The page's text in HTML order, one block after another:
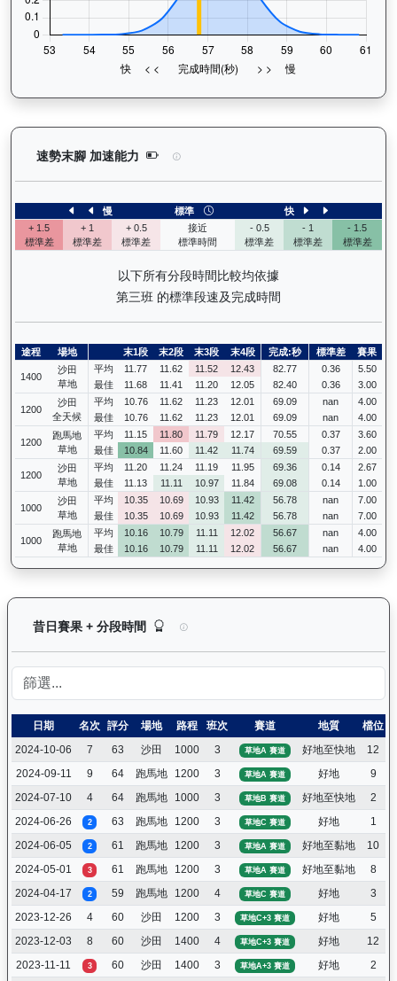
速勢末腳 加速能力 嘉應喝彩（H369）— 速勢末腳加速能
慢 標準
快
+ 1.5
標準差
+ 1
標準差
+ 0.5
標準差
接近
標準時間
- 0.5
標準差
- 1
標準差
- 1.5
標準差
以下所有分段時間比較均依據
第三班 的標準段速及完成時間
途程 場地 末1段 末2段 末3段 末4段 完成:秒 標準差 賽果
1400
沙田
草地
平均 11.77 11.62 11.52 12.43 82.77 0.36
5.50
最佳
11.68 11.41 11.20 12.05 82.40 0.36 3.00
1200
沙田
全天候
平均 10.76 11.62 11.23 12.01 69.09 nan
4.00
最佳
10.76 11.62 11.23 12.01 69.09 nan 4.00
1200
跑馬地
草地
平均 11.15 11.80 11.79 12.17 70.55 0.37
3.60
最佳
10.84 11.60 11.42 11.74 69.59 0.37 2.00
1200
沙田
草地
平均 11.20 11.24 11.19 11.95 69.36 0.14
2.67
最佳
11.13 11.11 10.97 11.84 69.08 0.14 1.00
1000
沙田
草地
平均 10.35 10.69 10.93 11.42 56.78 nan
7.00
最佳
10.35 10.69 10.93 11.42 56.78 nan 7.00
1000
跑馬地
草地
平均 10.16 10.79 11.11 12.02 56.67 nan
4.00
最佳
10.16 10.79 11.11 12.02 56.67 nan 4.00
昔日賽果 + 分段時間 嘉應喝彩（H369）— 昔日賽果及分
日期 名次 評分 場地 路程 班次 賽道 地質 檔位
2024-10-06
7 63 沙田 1000 3 草地A 賽道 好地至快地 12
2024-09-11
9 64 跑馬地 1200 3 草地A 賽道 好地 9
2024-07-10
4 64 跑馬地 1000 3 草地B 賽道 好地至快地 2
2024-06-26
2 63 跑馬地 1200 3 草地C 賽道 好地 1
2024-06-05
2 61 跑馬地 1200 3 草地A 賽道 好地至黏地 10
2024-05-01
3 61 跑馬地 1200 3 草地A 賽道 好地至黏地 8
2024-04-17
2 59 跑馬地 1200 4 草地C 賽道 好地 3
2023-12-26
4 60 沙田 1200 3 草地C+3 賽道 好地 5
2023-12-03
8 60 沙田 1400 4 草地C+3 賽道 好地 12
2023-11-11
3 60 沙田 1400 3 草地A+3 賽道 好地 2